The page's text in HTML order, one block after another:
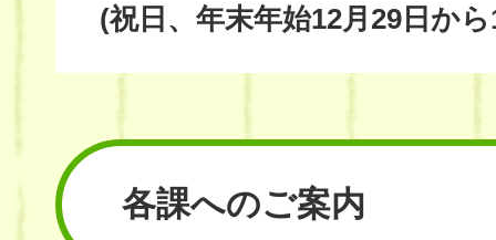
(祝日、年末年始12月29日か
各課へのご案内